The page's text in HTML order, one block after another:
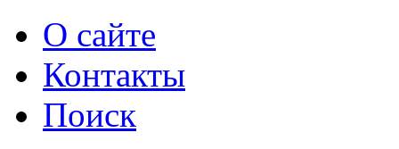
О сайте
Контакты
Поиск